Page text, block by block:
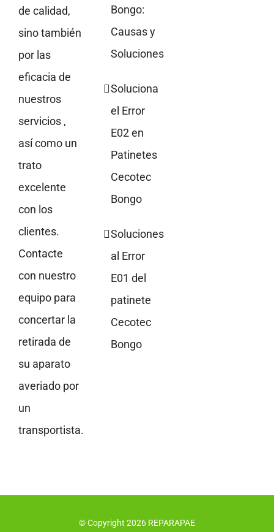
de calidad,
sino también
por las
eficacia de
nuestros
servicios ,
así como un
trato
excelente
con los
clientes.
Contacte
con nuestro
equipo para
concertar la
retirada de
su aparato
averiado por
un
transportista.
Bongo:
Causas y
Soluciones
Soluciona
el Error
E02 en
Patinetes
Cecotec
Bongo
Soluciones
al Error
E01 del
patinete
Cecotec
Bongo
© Copyright 2026 REPARAPAE